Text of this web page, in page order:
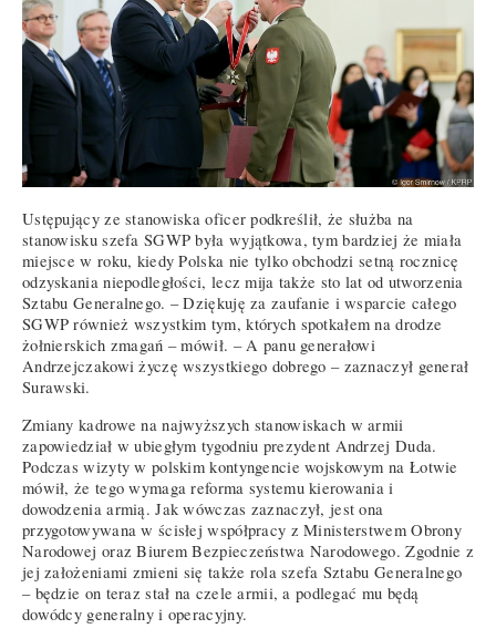
Ustępujący ze stanowiska oficer podkreślił, że służba na
stanowisku szefa SGWP była wyjątkowa, tym bardziej że miała
miejsce w roku, kiedy Polska nie tylko obchodzi setną rocznicę
odzyskania niepodległości, lecz mija także sto lat od utworzenia
Sztabu Generalnego. – Dziękuję za zaufanie i wsparcie całego
SGWP również wszystkim tym, których spotkałem na drodze
żołnierskich zmagań – mówił. – A panu generałowi
Andrzejczakowi życzę wszystkiego dobrego – zaznaczył generał
Surawski.
Zmiany kadrowe na najwyższych stanowiskach w armii
zapowiedział w ubiegłym tygodniu prezydent Andrzej Duda.
Podczas wizyty w polskim kontyngencie wojskowym na Łotwie
mówił, że tego wymaga reforma systemu kierowania i
dowodzenia armią. Jak wówczas zaznaczył, jest ona
przygotowywana w ścisłej współpracy z Ministerstwem Obrony
Narodowej oraz Biurem Bezpieczeństwa Narodowego. Zgodnie z
jej założeniami zmieni się także rola szefa Sztabu Generalnego
– będzie on teraz stał na czele armii, a podlegać mu będą
dowódcy generalny i operacyjny.